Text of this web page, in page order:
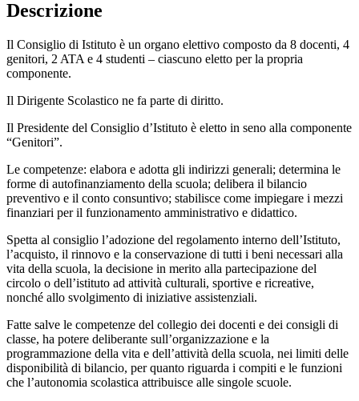
Descrizione
Il Consiglio di Istituto è un organo elettivo composto da 8 docenti, 4
genitori, 2 ATA e 4 studenti – ciascuno eletto per la propria
componente.
Il Dirigente Scolastico ne fa parte di diritto.
Il Presidente del Consiglio d’Istituto è eletto in seno alla componente
“Genitori”.
Le competenze: elabora e adotta gli indirizzi generali; determina le
forme di autofinanziamento della scuola; delibera il bilancio
preventivo e il conto consuntivo; stabilisce come impiegare i mezzi
finanziari per il funzionamento amministrativo e didattico.
Spetta al consiglio l’adozione del regolamento interno dell’Istituto,
l’acquisto, il rinnovo e la conservazione di tutti i beni necessari alla
vita della scuola, la decisione in merito alla partecipazione del
circolo o dell’istituto ad attività culturali, sportive e ricreative,
nonché allo svolgimento di iniziative assistenziali.
Fatte salve le competenze del collegio dei docenti e dei consigli di
classe, ha potere deliberante sull’organizzazione e la
programmazione della vita e dell’attività della scuola, nei limiti delle
disponibilità di bilancio, per quanto riguarda i compiti e le funzioni
che l’autonomia scolastica attribuisce alle singole scuole.